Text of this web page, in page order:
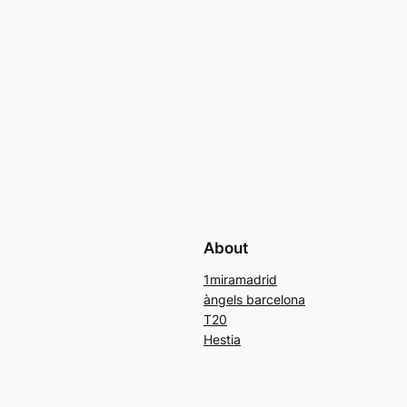
About
1miramadrid
àngels barcelona
T20
Hestia